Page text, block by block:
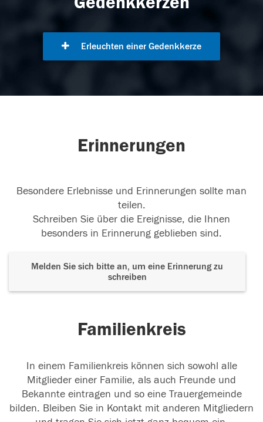
Erleuchten einer Gedenkkerze
Erinnerungen
Besondere Erlebnisse und Erinnerungen sollte man
teilen.
Schreiben Sie über die Ereignisse, die Ihnen
besonders in Erinnerung geblieben sind.
Melden Sie sich bitte an, um eine Erinnerung zu
schreiben
Familienkreis
In einem Familienkreis können sich sowohl alle
Mitglieder einer Familie, als auch Freunde und
Bekannte eintragen und so eine Trauergemeinde
bilden. Bleiben Sie in Kontakt mit anderen Mitgliedern